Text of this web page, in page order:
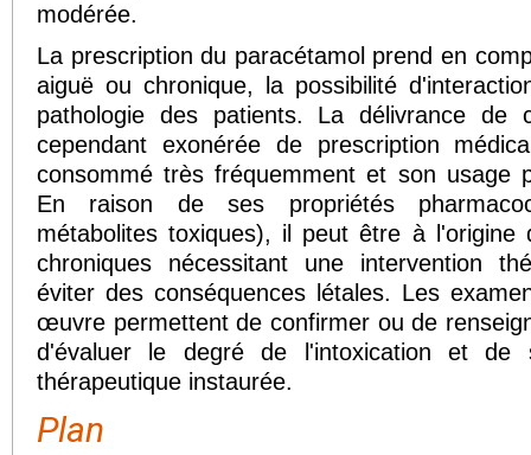
modérée.
La prescription du paracétamol prend en
aiguë ou chronique, la possibilité
pathologie des patients. La délivrance de
cependant exonérée de prescription
consommé très fréquemment et son usage
En raison de ses propriétés
métabolites toxiques), il peut être à l'origine
chroniques nécessitant une intervention
éviter des conséquences létales. Les
œuvre permettent de confirmer ou de
d'évaluer le degré de l'intoxication et de
thérapeutique instaurée.
Plan